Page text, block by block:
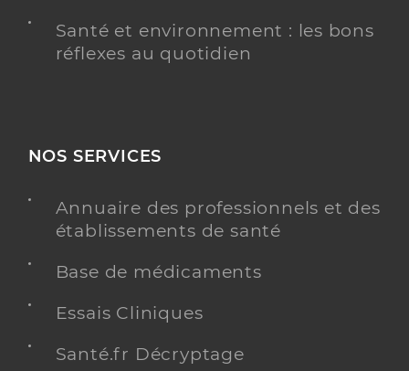
Santé et environnement : les bons
réflexes au quotidien
NOS SERVICES
Annuaire des professionnels et des
établissements de santé
Base de médicaments
Essais Cliniques
Santé.fr Décryptage